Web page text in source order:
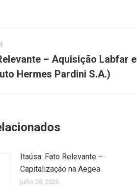
– Aquisição Labfar
Hermes Pardini S.A.)
Itaúsa: Fato Relevante –
Capitalização na Aegea
julho 28, 2026